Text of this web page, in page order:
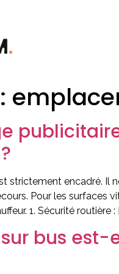
strictement encadré. Il
Pour les surfaces
1. Sécurité routière :
bus